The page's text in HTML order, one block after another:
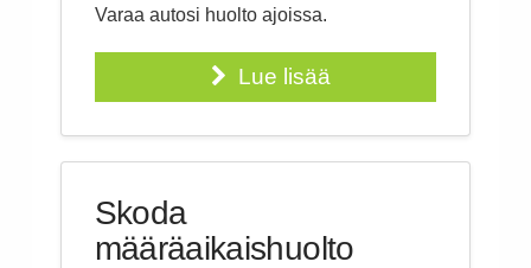
Varaa autosi huolto ajoissa.
Lue lisää
Skoda
määräaikaishuolto